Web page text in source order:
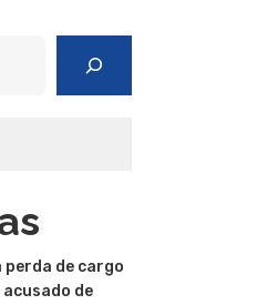
perda de cargo
de